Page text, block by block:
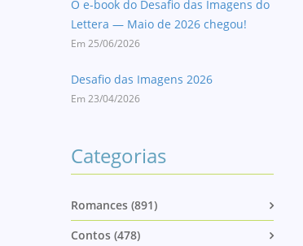
O e-book do Desafio das Imagens do
Lettera — Maio de 2026 chegou!
Em 25/06/2026
Desafio das Imagens 2026
Em 23/04/2026
Categorias
Romances (891)
Contos (478)